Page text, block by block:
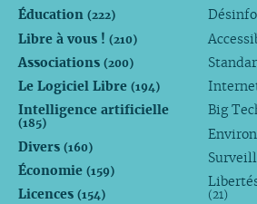
Éducation (222)
Libre à vous ! (210)
Associations (200)
Le Logiciel Libre (194)
Intelligence artificielle
(185)
Divers (160)
Économie (159)
Licences (154)
Big
(21)